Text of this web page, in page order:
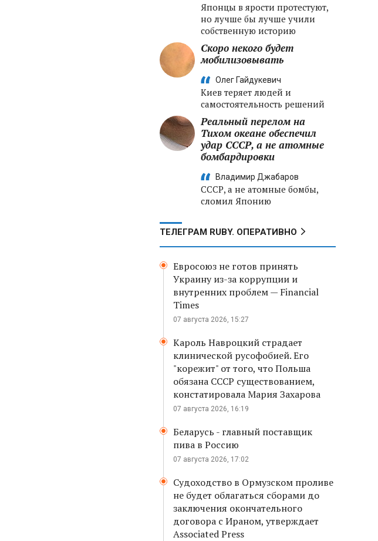
Японцы в ярости протестуют,
но лучше бы лучше учили
собственную историю
Скоро некого будет
мобилизовывать
Олег Гайдукевич
Киев теряет людей и
самостоятельность решений
Реальный перелом на
Тихом океане обеспечил
удар СССР, а не атомные
бомбардировки
Владимир Джабаров
СССР, а не атомные бомбы,
сломил Японию
ТЕЛЕГРАМ RUBY. ОПЕРАТИВНО
Евросоюз не готов принять
Украину из-за коррупции и
внутренних проблем — Financial
Times
07 августа 2026, 15:27
Кароль Навроцкий страдает
клинической русофобией. Его
"корежит" от того, что Польша
обязана СССР существованием,
констатировала Мария Захарова
07 августа 2026, 16:19
Беларусь - главный поставщик
пива в Россию
07 августа 2026, 17:02
Судоходство в Ормузском проливе
не будет облагаться сборами до
заключения окончательного
договора с Ираном, утверждает
Associated Press